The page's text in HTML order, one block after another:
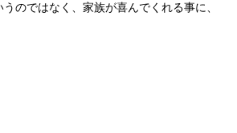
のではなく、家族が喜んでくれる事に、